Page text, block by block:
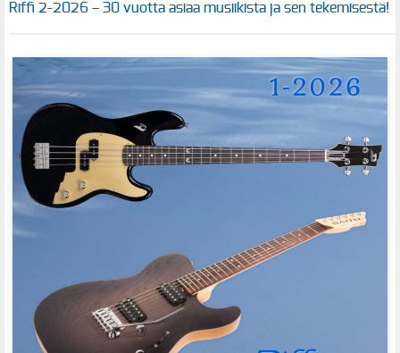
Riffi 2-2026 – 30 vuotta asiaa musiikista ja sen tekemisestä!